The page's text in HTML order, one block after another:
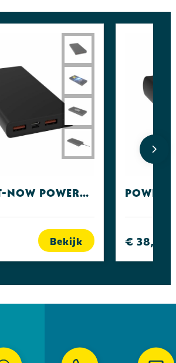
Powerit-Now Powerbank QC3.0 20W 10000 mAh
Bekijk € 38,39